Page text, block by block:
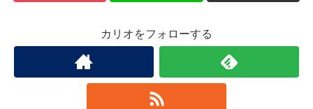
カリオをフォローする